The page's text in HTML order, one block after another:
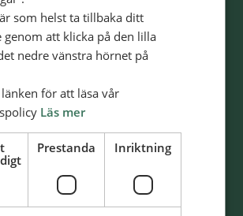
14
>
/ Rapportera oegentligheter >
som helst ta tillbaka ditt
genom att klicka på den lilla
nedre vänstra hörnet på
för att läsa vår
Läs mer
Prestanda Inriktning